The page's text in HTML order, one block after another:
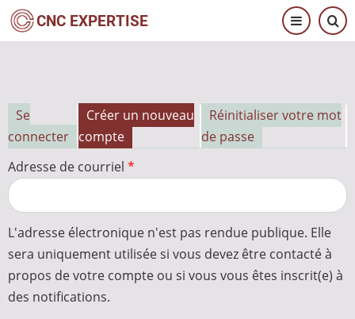
Aller
au
CNC EXPERTISE
Onglets
principaux
Se
connecter
Créer un nouveau
compte
Réinitialiser votre mot
de passe
Adresse de courriel
L'adresse électronique n'est pas rendue publique. Elle
sera uniquement utilisée si vous devez être contacté à
propos de votre compte ou si vous vous êtes inscrit(e) à
des notifications.